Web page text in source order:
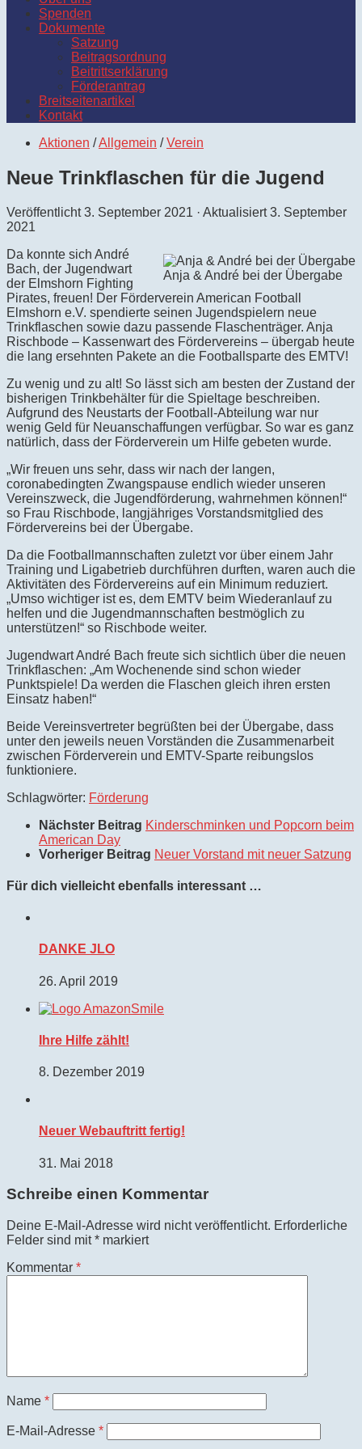
Spenden
Dokumente
Satzung
Beitragsordnung
Beitrittserklärung
Förderantrag
Breitseitenartikel
Kontakt
Aktionen /Allgemein / Verein
Neue Trinkflaschen für die Jugend
Veröffentlicht3. September 2021 · Aktualisiert3. September
2021
Anja & André bei der Übergabe
Da konnte sich André
Bach, der Jugendwart
der Elmshorn Fighting
Pirates, freuen! Der Förderverein American Football
Elmshorn e.V. spendierte seinen Jugendspielern neue
Trinkflaschen sowie dazu passende Flaschenträger. Anja
Rischbode – Kassenwart des Fördervereins – übergab heute
die lang ersehnten Pakete an die Footballsparte des EMTV!
Zu wenig und zu alt! So lässt sich am besten der Zustand der
bisherigen Trinkbehälter für die Spieltage beschreiben.
Aufgrund des Neustarts der Football-Abteilung war nur
wenig Geld für Neuanschaffungen verfügbar. So war es ganz
natürlich, dass der Förderverein um Hilfe gebeten wurde.
„Wir freuen uns sehr, dass wir nach der langen,
coronabedingten Zwangspause endlich wieder unseren
Vereinszweck, die Jugendförderung, wahrnehmen können!“
so Frau Rischbode, langjähriges Vorstandsmitglied des
Fördervereins bei der Übergabe.
Da die Footballmannschaften zuletzt vor über einem Jahr
Training und Ligabetrieb durchführen durften, waren auch die
Aktivitäten des Fördervereins auf ein Minimum reduziert.
„Umso wichtiger ist es, dem EMTV beim Wiederanlauf zu
helfen und die Jugendmannschaften bestmöglich zu
unterstützen!“ so Rischbode weiter.
Jugendwart André Bach freute sich sichtlich über die neuen
Trinkflaschen: „Am Wochenende sind schon wieder
Punktspiele! Da werden die Flaschen gleich ihren ersten
Einsatz haben!“
Beide Vereinsvertreter begrüßten bei der Übergabe, dass
unter den jeweils neuen Vorständen die Zusammenarbeit
zwischen Förderverein und EMTV-Sparte reibungslos
funktioniere.
Schlagwörter: Förderung
Nächster Beitrag Kinderschminken und Popcorn beim
American Day
Vorheriger Beitrag Neuer Vorstand mit neuer Satzung
Für dich vielleicht ebenfalls interessant …
DANKE JLO
26. April 2019
Ihre Hilfe zählt!
8. Dezember 2019
Neuer Webauftritt fertig!
31. Mai 2018
Schreibe einen Kommentar
Deine E-Mail-Adresse wird nicht veröffentlicht. Erforderliche
Felder sind mit* markiert
Kommentar *
Name *
E-Mail-Adresse *